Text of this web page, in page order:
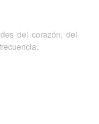
del corazón, del